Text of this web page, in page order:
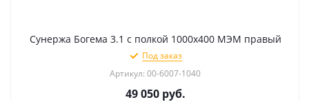
Сунержа Богема 3.1 с полкой 1000х400 МЭМ правый
Под заказ
Артикул: 00-6007-1040
49 050руб.